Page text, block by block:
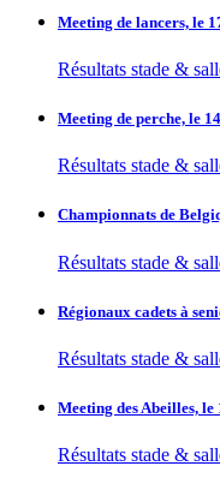
Meeting de lancers, le
Résultats stade &
Meeting de perche, le
Résultats stade &
Championnats de
Résultats stade &
Régionaux cadets à
Résultats stade &
Meeting des Abeilles,
Résultats stade &